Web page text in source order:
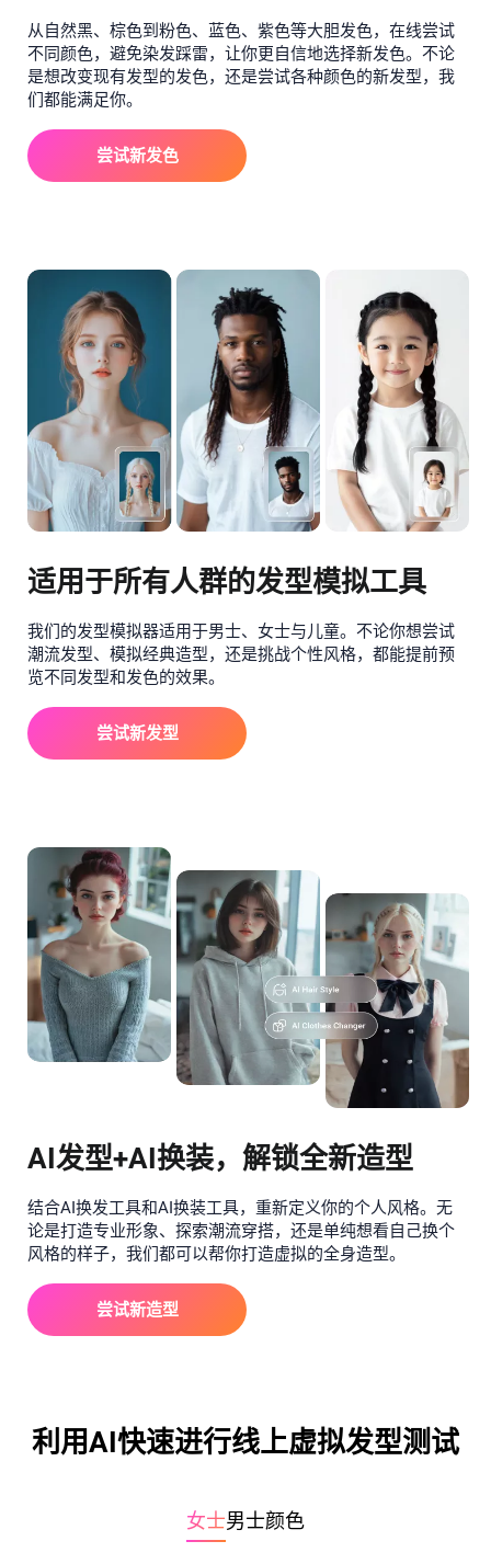
从自然黑、棕色到粉色、蓝色、紫色等大胆发色，在线尝试
不同颜色，避免染发踩雷，让你更自信地选择新发色。不论
是想改变现有发型的发色，还是尝试各种颜色的新发型，我
们都能满足你。
尝试新发色
适用于所有人群的发型模拟工具
我们的发型模拟器适用于男士、女士与儿童。不论你想尝试
潮流发型、模拟经典造型，还是挑战个性风格，都能提前预
览不同发型和发色的效果。
尝试新发型
AI发型+AI换装，解锁全新造型
结合AI换发工具和AI换装工具，重新定义你的个人风格。无
论是打造专业形象、探索潮流穿搭，还是单纯想看自己换个
风格的样子，我们都可以帮你打造虚拟的全身造型。
尝试新造型
利用AI快速进行线上虚拟发型测试
女士男士颜色